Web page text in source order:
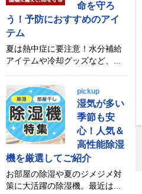
命を守ろ
う！予防におすすめのアイ
テム
夏は熱中症に要注意！水分補給
アイテムや冷却グッズなど、...
pickup
湿気が多い
季節も安
心！人気＆
高性能除湿
機を厳選してご紹介
お部屋の除湿や夏のジメジメ対
策に大活躍の除湿機。最近は...